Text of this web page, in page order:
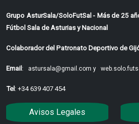
Grupo AsturSala/SoloFutSal - Más de 25
Fútbol Sala de Asturias y Nacional
Colaborador del Patronato Deportivo de
Email: astursala@gmail.com y
Tel: +34 639 407 454
Avisos Legales